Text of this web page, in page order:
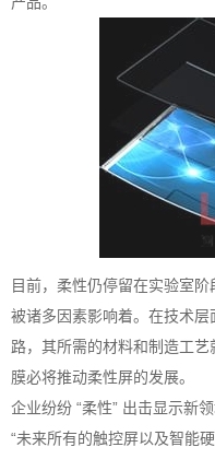
目前，柔性仍停留在实验室
被诸多因素影响着。在技术
路，其所需的材料和制造工
膜必将推动柔性屏的发展。
企业纷纷 “柔性” 出击显示新
“未来所有的触控屏以及智能